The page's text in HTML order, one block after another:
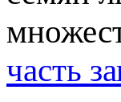
часть